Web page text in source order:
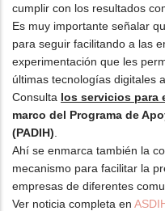
cumplir con los resultados
Es muy importante señalar
para seguir facilitando a las
experimentación que les
últimas tecnologías digitales
Consulta los servicios para
marco del Programa de
(PADIH)
Ahí se enmarca también la
mecanismo para facilitar la
empresas de diferentes
Ver noticia completa en